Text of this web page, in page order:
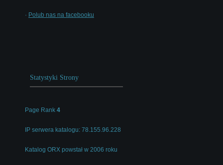
· Polub nas na facebooku
Statystyki Strony
Page Rank 4
IP serwera katalogu: 78.155.96.228
Katalog ORX powstał w 2006 roku